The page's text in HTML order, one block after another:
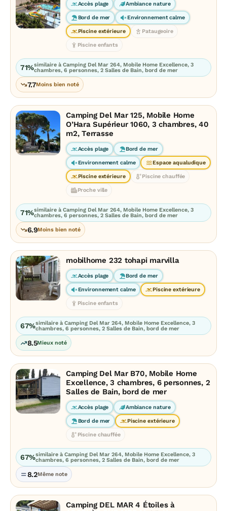
Accès plage Ambiance nature
Bord de mer Environnement calme
Piscine extérieure Pataugeoire
Piscine enfants
71%similaire à Camping Del Mar 264, Mobile Home Excellence, 3
chambres, 6 personnes, 2 Salles de Bain, bord de mer
7.7Moins bien noté
Camping Del Mar 125, Mobile Home
O’Hara Supérieur 1060, 3 chambres, 40
m2, Terrasse
Accès plage Bord de mer
Environnement calme Espace aqualudique
Piscine extérieure Piscine chauffée
Proche ville
71%similaire à Camping Del Mar 264, Mobile Home Excellence, 3
chambres, 6 personnes, 2 Salles de Bain, bord de mer
6.9Moins bien noté
mobilhome 232 tohapi marvilla
Accès plage Bord de mer
Environnement calme Piscine extérieure
Piscine enfants
67%similaire à Camping Del Mar 264, Mobile Home Excellence, 3
chambres, 6 personnes, 2 Salles de Bain, bord de mer
8.5Mieux noté
Camping Del Mar B70, Mobile Home
Excellence, 3 chambres, 6 personnes, 2
Salles de Bain, bord de mer
Accès plage Ambiance nature
Bord de mer Piscine extérieure
Piscine chauffée
67%similaire à Camping Del Mar 264, Mobile Home Excellence, 3
chambres, 6 personnes, 2 Salles de Bain, bord de mer
8.2Même note
Camping DEL MAR 4 Étoiles à